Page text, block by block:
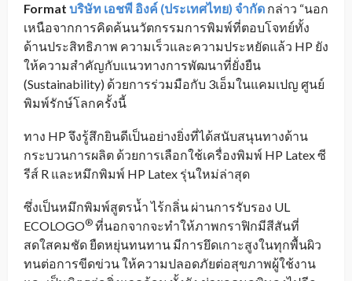
Format บริษัท เอชพี อิงค์ (ประเทศไทย) จำกัด กล่าว “นอก
เหนือจากการคิดค้นนวัตกรรมการพิมพ์ที่ตอบโจทย์ทั้ง
ด้านประสิทธิภาพ ความเร็วและความประหยัดแล้ว HP ยัง
ให้ความสำคัญกับแนวทางการพัฒนาที่ยั่งยืน
(Sustainability) ด้วยการร่วมมือกับ 3เอ็มในแคมเปญ ศูนย์
พิมพ์รักษ์โลกครั้งนี้
ทาง HP จึงรู้สึกยินดีเป็นอย่างยิ่งที่ได้สนับสนุนทางด้าน
กระบวนการผลิต ด้วยการเลือกใช้เครื่องพิมพ์ HP Latex ซี
รีส์ R และหมึกพิมพ์ HP Latex รุ่นใหม่ล่าสุด
ซึ่งเป็นหมึกพิมพ์สูตรน้ำ ไร้กลิ่น ผ่านการรับรอง UL
ECOLOGO® ที่นอกจากจะทำให้ภาพกราฟิกมีสีสันที่
สดใสคมชัด ยืดหยุ่นทนทาน มีการยึดเกาะสูงในทุกพื้นผิว
ทนต่อการขีดข่วน ให้ความปลอดภัยต่อสุขภาพผู้ใช้งาน